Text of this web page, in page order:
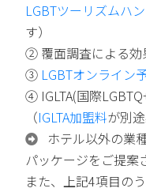
LGBTツーリズムハ
す）
② 覆面調査による効
③ LGBTオンライン
④ IGLTA(国際
（IGLTA加盟料が別
ホテル以外の業
パッケージをご提案
また、上記4項目の